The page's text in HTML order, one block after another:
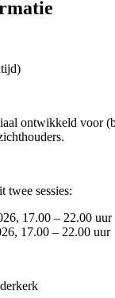
ontwikkeld voor
twee sessies:
17.00 – 22.00 uur
17.00 – 22.00 uur